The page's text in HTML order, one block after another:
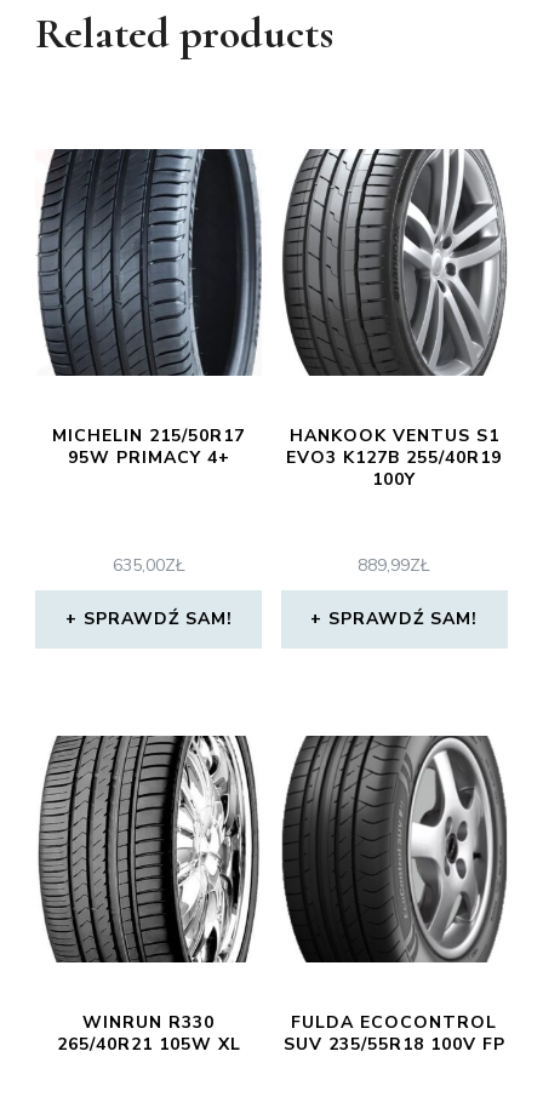
Related products
MICHELIN 215/50R17
95W PRIMACY 4+
635,00ZŁ
SPRAWDŹ SAM!
HANKOOK VENTUS S1
EVO3 K127B 255/40R19
100Y
889,99ZŁ
SPRAWDŹ SAM!
WINRUN R330
265/40R21 105W XL
FULDA ECOCONTROL
SUV 235/55R18 100V FP